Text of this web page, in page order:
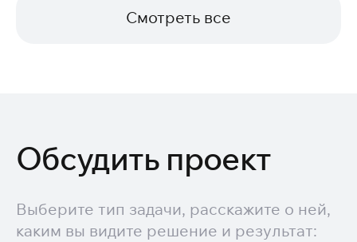
Смотреть все
Обсудить проект
Выберите тип задачи, расскажите о ней,
каким вы видите решение и результат: